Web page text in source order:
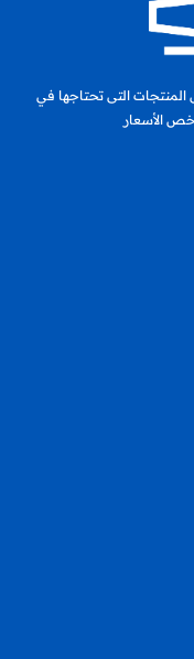
التى تحتاجها في
الأسعار